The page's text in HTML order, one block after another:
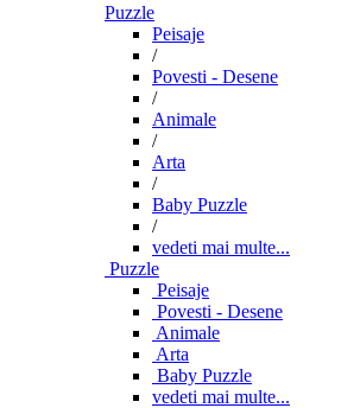
Puzzle
Peisaje
/
Povesti - Desene
/
Animale
/
Arta
/
Baby Puzzle
/
vedeti mai multe...
Puzzle
Peisaje
Povesti - Desene
Animale
Arta
Baby Puzzle
vedeti mai multe...